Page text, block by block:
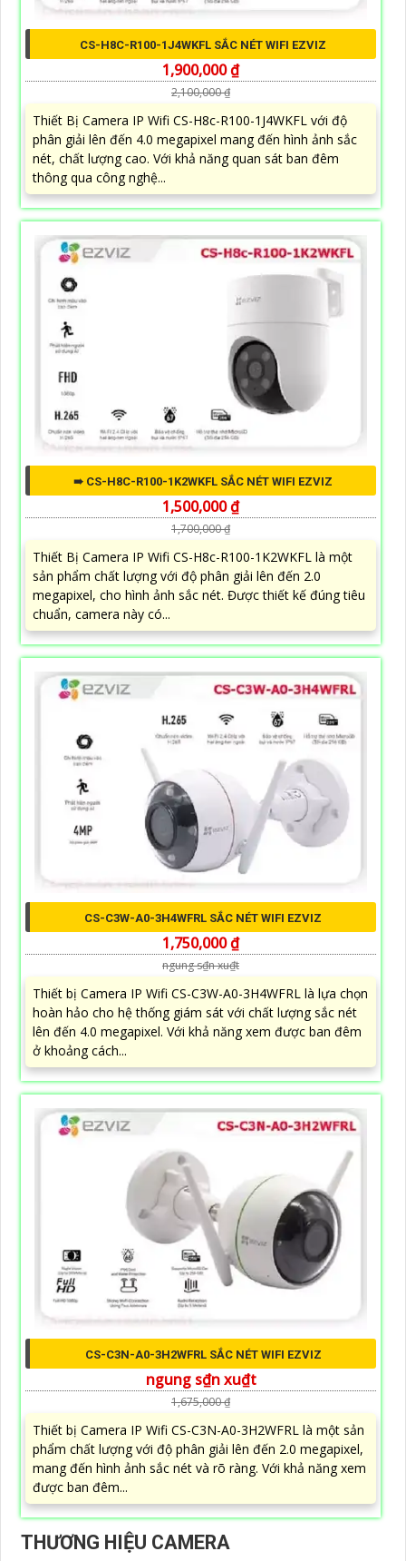
CS-H8C-R100-1J4WKFL SẮC NÉT WIFI EZVIZ
1,900,000 ₫
2,100,000 ₫
Thiết Bị Camera IP Wifi CS-H8c-R100-1J4WKFL với độ
phân giải lên đến 4.0 megapixel mang đến hình ảnh sắc
nét, chất lượng cao. Với khả năng quan sát ban đêm
thông qua công nghệ...
➠ CS-H8C-R100-1K2WKFL SẮC NÉT WIFI EZVIZ
1,500,000 ₫
1,700,000 ₫
Thiết Bị Camera IP Wifi CS-H8c-R100-1K2WKFL là một
sản phẩm chất lượng với độ phân giải lên đến 2.0
megapixel, cho hình ảnh sắc nét. Được thiết kế đúng tiêu
chuẩn, camera này có...
CS-C3W-A0-3H4WFRL SẮC NÉT WIFI EZVIZ
1,750,000 ₫
ngung s₫n xu₫t
Thiết bị Camera IP Wifi CS-C3W-A0-3H4WFRL là lựa chọn
hoàn hảo cho hệ thống giám sát với chất lượng sắc nét
lên đến 4.0 megapixel. Với khả năng xem được ban đêm
ở khoảng cách...
CS-C3N-A0-3H2WFRL SẮC NÉT WIFI EZVIZ
ngung s₫n xu₫t
1,675,000 ₫
Thiết bị Camera IP Wifi CS-C3N-A0-3H2WFRL là một sản
phẩm chất lượng với độ phân giải lên đến 2.0 megapixel,
mang đến hình ảnh sắc nét và rõ ràng. Với khả năng xem
được ban đêm...
THƯƠNG HIỆU CAMERA